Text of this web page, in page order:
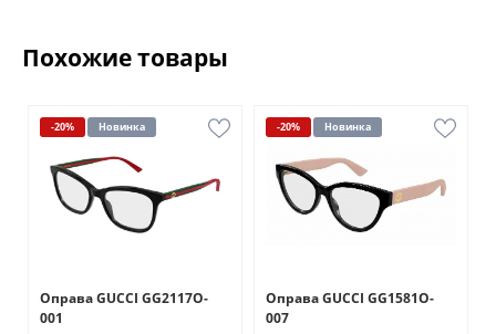
Похожие товары
-20% Новинка
Оправа GUCCI GG2117O-
001
-20% Новинка
Оправа GUCCI GG1581O-
007